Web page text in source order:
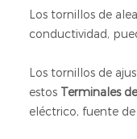
Los tornillos de
conductividad,
Los tornillos de
estosTerminales
eléctrico, fuente